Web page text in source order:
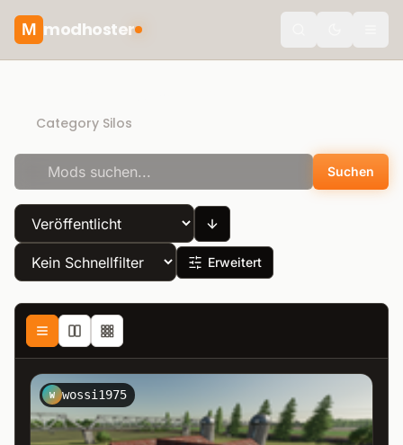
M modhoster
Category Silos
Suchen
Erweitert
W wossi1975